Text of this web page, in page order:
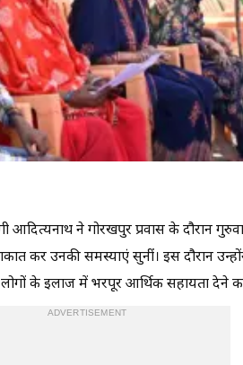
आदित्यनाथ ने गोरखपुर प्रवास के दौरान
कर उनकी समस्याएं सुनीं। इस दौरान
लोगों के इलाज में भरपूर आर्थिक सहायता देने
ADVERTISEMENT